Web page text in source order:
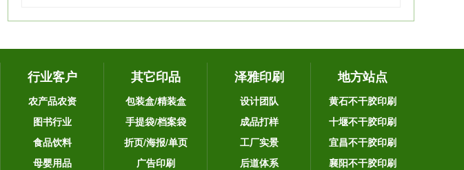
行业客户
农产品农资
图书行业
食品饮料
母婴用品
其它印品
包装盒/精装盒
手提袋/档案袋
折页/海报/单页
广告印刷
泽雅印刷
设计团队
成品打样
工厂实景
后道体系
地方站点
黄石不干胶印刷
十堰不干胶印刷
宜昌不干胶印刷
襄阳不干胶印刷